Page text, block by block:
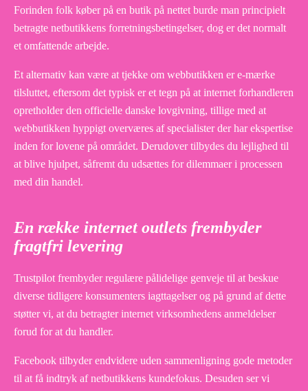
Forinden folk køber på en butik på nettet burde man principielt
betragte netbutikkens forretningsbetingelser, dog er det normalt
et omfattende arbejde.
Et alternativ kan være at tjekke om webbutikken er e-mærke
tilsluttet, eftersom det typisk er et tegn på at internet forhandleren
opretholder den officielle danske lovgivning, tillige med at
webbutikken hyppigt overværes af specialister der har ekspertise
inden for lovene på området. Derudover tilbydes du lejlighed til
at blive hjulpet, såfremt du udsættes for dilemmaer i processen
med din handel.
En række internet outlets frembyder
fragtfri levering
Trustpilot frembyder regulære pålidelige genveje til at beskue
diverse tidligere konsumenters iagttagelser og på grund af dette
støtter vi, at du betragter internet virksomhedens anmeldelser
forud for at du handler.
Facebook tilbyder endvidere uden sammenligning gode metoder
til at få indtryk af netbutikkens kundefokus. Desuden ser vi